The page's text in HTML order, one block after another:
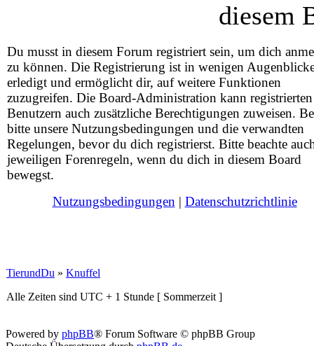
diesem
Du musst in diesem Forum registriert sein, um dich
zu können. Die Registrierung ist in wenigen
erledigt und ermöglicht dir, auf weitere Funktionen
zuzugreifen. Die Board-Administration kann registrierten
Benutzern auch zusätzliche Berechtigungen zuweisen.
bitte unsere Nutzungsbedingungen und die verwandten
Regelungen, bevor du dich registrierst. Bitte beachte
jeweiligen Forenregeln, wenn du dich in diesem Board
bewegst.
Nutzungsbedingungen | Datenschutzrichtlinie
TierundDu » Knuffel
Alle Zeiten sind UTC + 1 Stunde [ Sommerzeit ]
Powered by phpBB® Forum Software © phpBB Group